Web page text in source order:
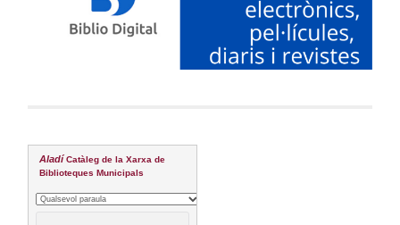
Aladí Catàleg de la Xarxa de
Biblioteques Municipals